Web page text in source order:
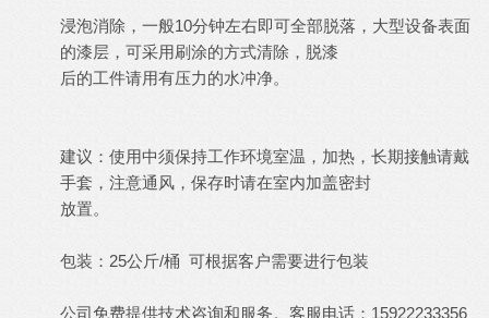
浸泡消除，一般10分钟左右即可全部脱落，大型设备表面
的漆层，可采用刷涂的方式清除，脱漆
后的工件请用有压力的水冲净。
建议：使用中须保持工作环境室温，加热，长期接触请戴
手套，注意通风，保存时请在室内加盖密封
放置。
包装：25公斤/桶 可根据客户需要进行包装
公司免费提供技术咨询和服务。客服电话：15922233356